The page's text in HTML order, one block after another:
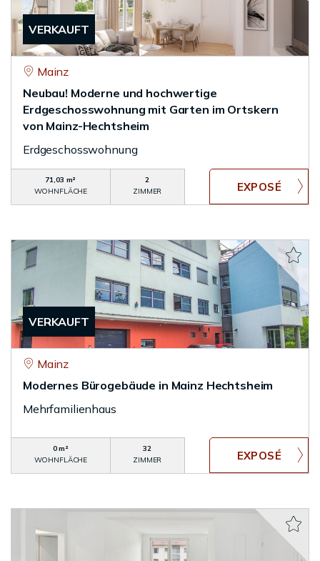
VERKAUFT
Mainz
Neubau! Moderne und hochwertige
Erdgeschosswohnung mit Garten im Ortskern
von Mainz-Hechtsheim
Erdgeschosswohnung
71,03 m²
WOHNFLÄCHE
2
ZIMMER
VERKAUFT
Mainz
Modernes Bürogebäude in Mainz Hechtsheim
Mehrfamilienhaus
0 m²
WOHNFLÄCHE
32
ZIMMER